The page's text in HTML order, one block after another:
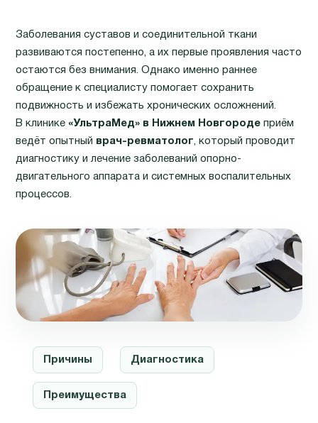
Заболевания суставов и соединительной ткани
развиваются постепенно, а их первые проявления часто
остаются без внимания. Однако именно раннее
обращение к специалисту помогает сохранить
подвижность и избежать хронических осложнений.
В клинике «УльтраМед» в Нижнем Новгороде приём
ведёт опытный врач-ревматолог , который проводит
диагностику и лечение заболеваний опорно-
двигательного аппарата и системных воспалительных
процессов.
Причины Диагностика
Преимущества